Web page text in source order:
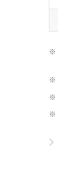
※
※
※
※